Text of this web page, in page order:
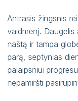
Antrasis žingsnis
vaidmenį. Daugelis
naštą ir tampa
parą, septynias
palaipsniui
nepamiršti